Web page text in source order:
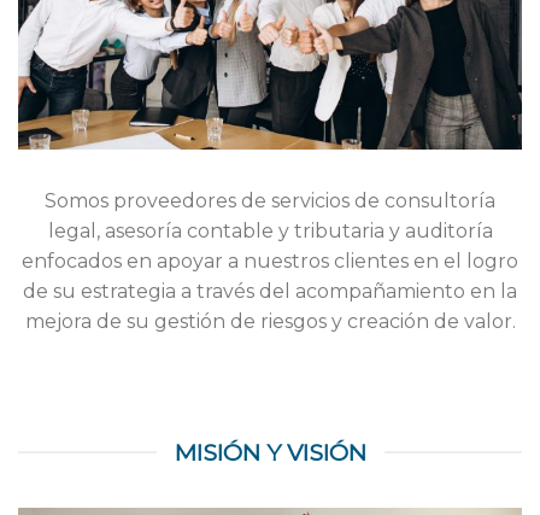
Somos proveedores de servicios de consultoría
legal, asesoría contable y tributaria y auditoría
enfocados en apoyar a nuestros clientes en el logro
de su estrategia a través del acompañamiento en la
mejora de su gestión de riesgos y creación de valor.
MISIÓN Y VISIÓN